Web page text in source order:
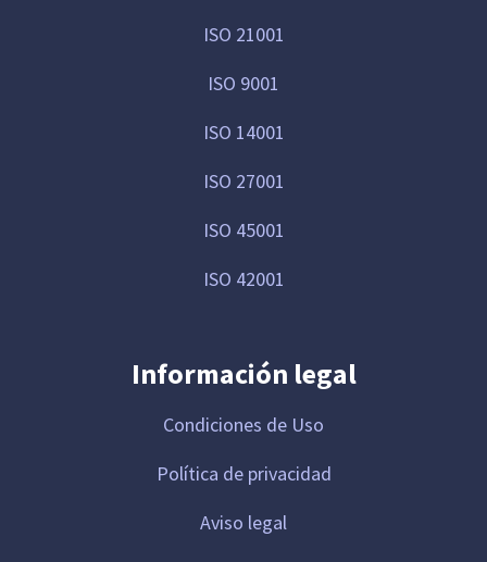
ISO 21001
ISO 9001
ISO 14001
ISO 27001
ISO 45001
ISO 42001
Información legal
Condiciones de Uso
Política de privacidad
Aviso legal